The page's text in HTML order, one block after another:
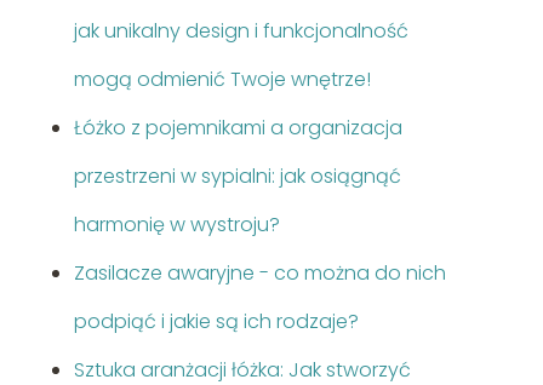
jak unikalny design i funkcjonalność
mogą odmienić Twoje wnętrze!
Łóżko z pojemnikami a organizacja
przestrzeni w sypialni: jak osiągnąć
harmonię w wystroju?
Zasilacze awaryjne - co można do nich
podpiąć i jakie są ich rodzaje?
Sztuka aranżacji łóżka: Jak stworzyć